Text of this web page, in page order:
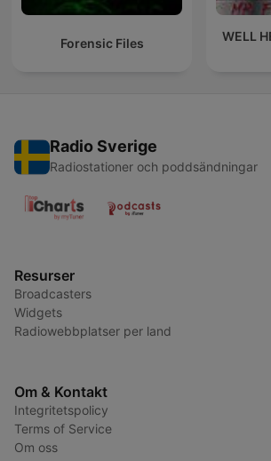
Forensic Files
WELL
Radio Sverige
Radiostationer och poddsändningar
Resurser
Broadcasters
Widgets
Radiowebbplatser per land
Om & Kontakt
Integritetspolicy
Terms of Service
Om oss